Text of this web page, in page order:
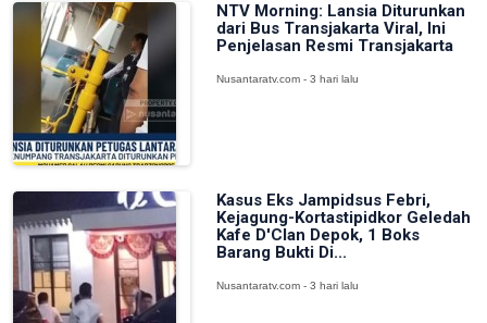
NTV Morning: Lansia Diturunkan
dari Bus Transjakarta Viral, Ini
Penjelasan Resmi Transjakarta
Nusantaratv.com - 3 hari lalu
Kasus Eks Jampidsus Febri,
Kejagung-Kortastipidkor Geledah
Kafe D'Clan Depok, 1 Boks
Barang Bukti Di...
Nusantaratv.com - 3 hari lalu